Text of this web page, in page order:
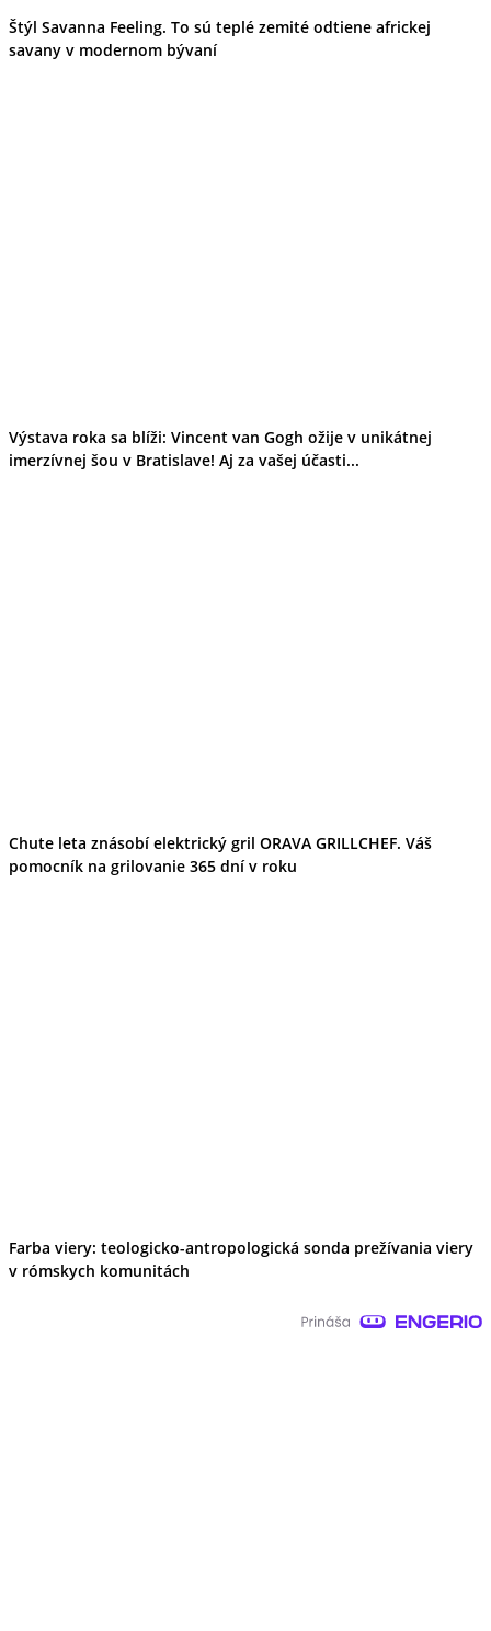
Štýl Savanna Feeling. To sú teplé zemité odtiene africkej
savany v modernom bývaní
Výstava roka sa blíži: Vincent van Gogh ožije v unikátnej
imerzívnej šou v Bratislave! Aj za vašej účasti...
Chute leta znásobí elektrický gril ORAVA GRILLCHEF. Váš
pomocník na grilovanie 365 dní v roku
Farba viery: teologicko-antropologická sonda prežívania viery
v rómskych komunitách